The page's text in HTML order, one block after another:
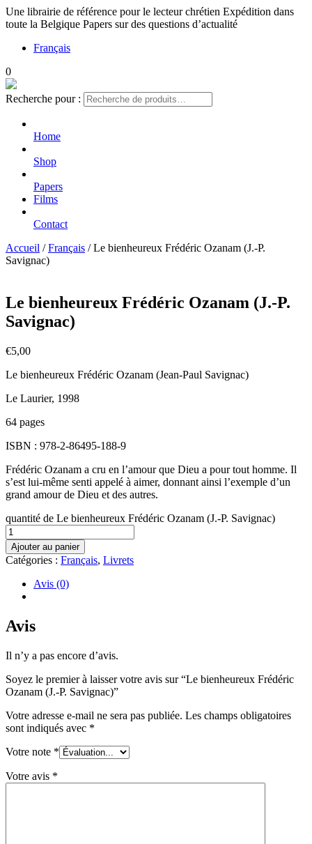
Une librairie de référence pour le lecteur chrétien Expédition dans
toute la Belgique Papers sur des questions d’actualité
Français
0
Recherche pour :
Home
Shop
Papers
Films
Contact
Accueil /Français / Le bienheureux Frédéric Ozanam (J.-P.
Savignac)
Le bienheureux Frédéric Ozanam (J.-P.
Savignac)
€5,00
Le bienheureux Frédéric Ozanam (Jean-Paul Savignac)
Le Laurier, 1998
64 pages
ISBN : 978-2-86495-188-9
Frédéric Ozanam a cru en l’amour que Dieu a pour tout homme. Il
s’est lui-même senti appelé à aimer, donnant ainsi l’exemple d’un
grand amour de Dieu et des autres.
quantité de Le bienheureux Frédéric Ozanam (J.-P. Savignac)
Ajouter au panier
Catégories : Français, Livrets
Avis (0)
Avis
Il n’y a pas encore d’avis.
Soyez le premier à laisser votre avis sur “Le bienheureux Frédéric
Ozanam (J.-P. Savignac)”
Votre adresse e-mail ne sera pas publiée. Les champs obligatoires
sont indiqués avec *
Votre note *
Votre avis *